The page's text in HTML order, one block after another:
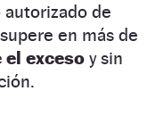
autorizado de
en más de
el exceso y sin